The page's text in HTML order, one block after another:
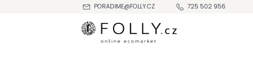
PORADIME@FOLLY.CZ 725 502 956